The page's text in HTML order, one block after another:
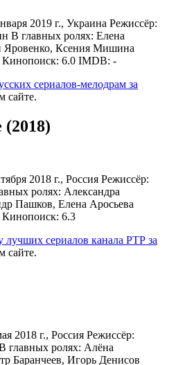
2019 г., Украина Режиссёр:
В главных ролях: Елена
Яровенко, Ксения Мишина
6.0 IMDB: -
сериалов-мелодрам за
сайте.
2018 г., Россия Режиссёр:
ролях: Александра
Пашков, Елена Аросьева
6.3
лучших сериалов канала РТР за
сайте.
2018 г., Россия Режиссёр:
главных ролях: Алёна
Баранчеев, Игорь Денисов